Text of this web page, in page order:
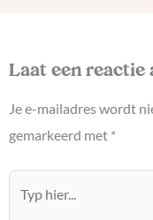
Laat een reactie
Je e-mailadres wordt
gemarkeerd met *